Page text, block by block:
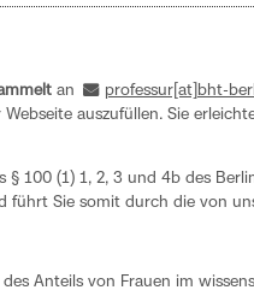
an professur[at]bht-
auszufüllen. Sie
100 (1) 1, 2, 3 und 4b des
führt Sie somit durch die von
Anteils von Frauen im